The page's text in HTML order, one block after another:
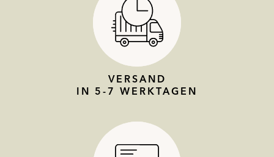
VERSAND
IN 5-7 WERKTAGEN